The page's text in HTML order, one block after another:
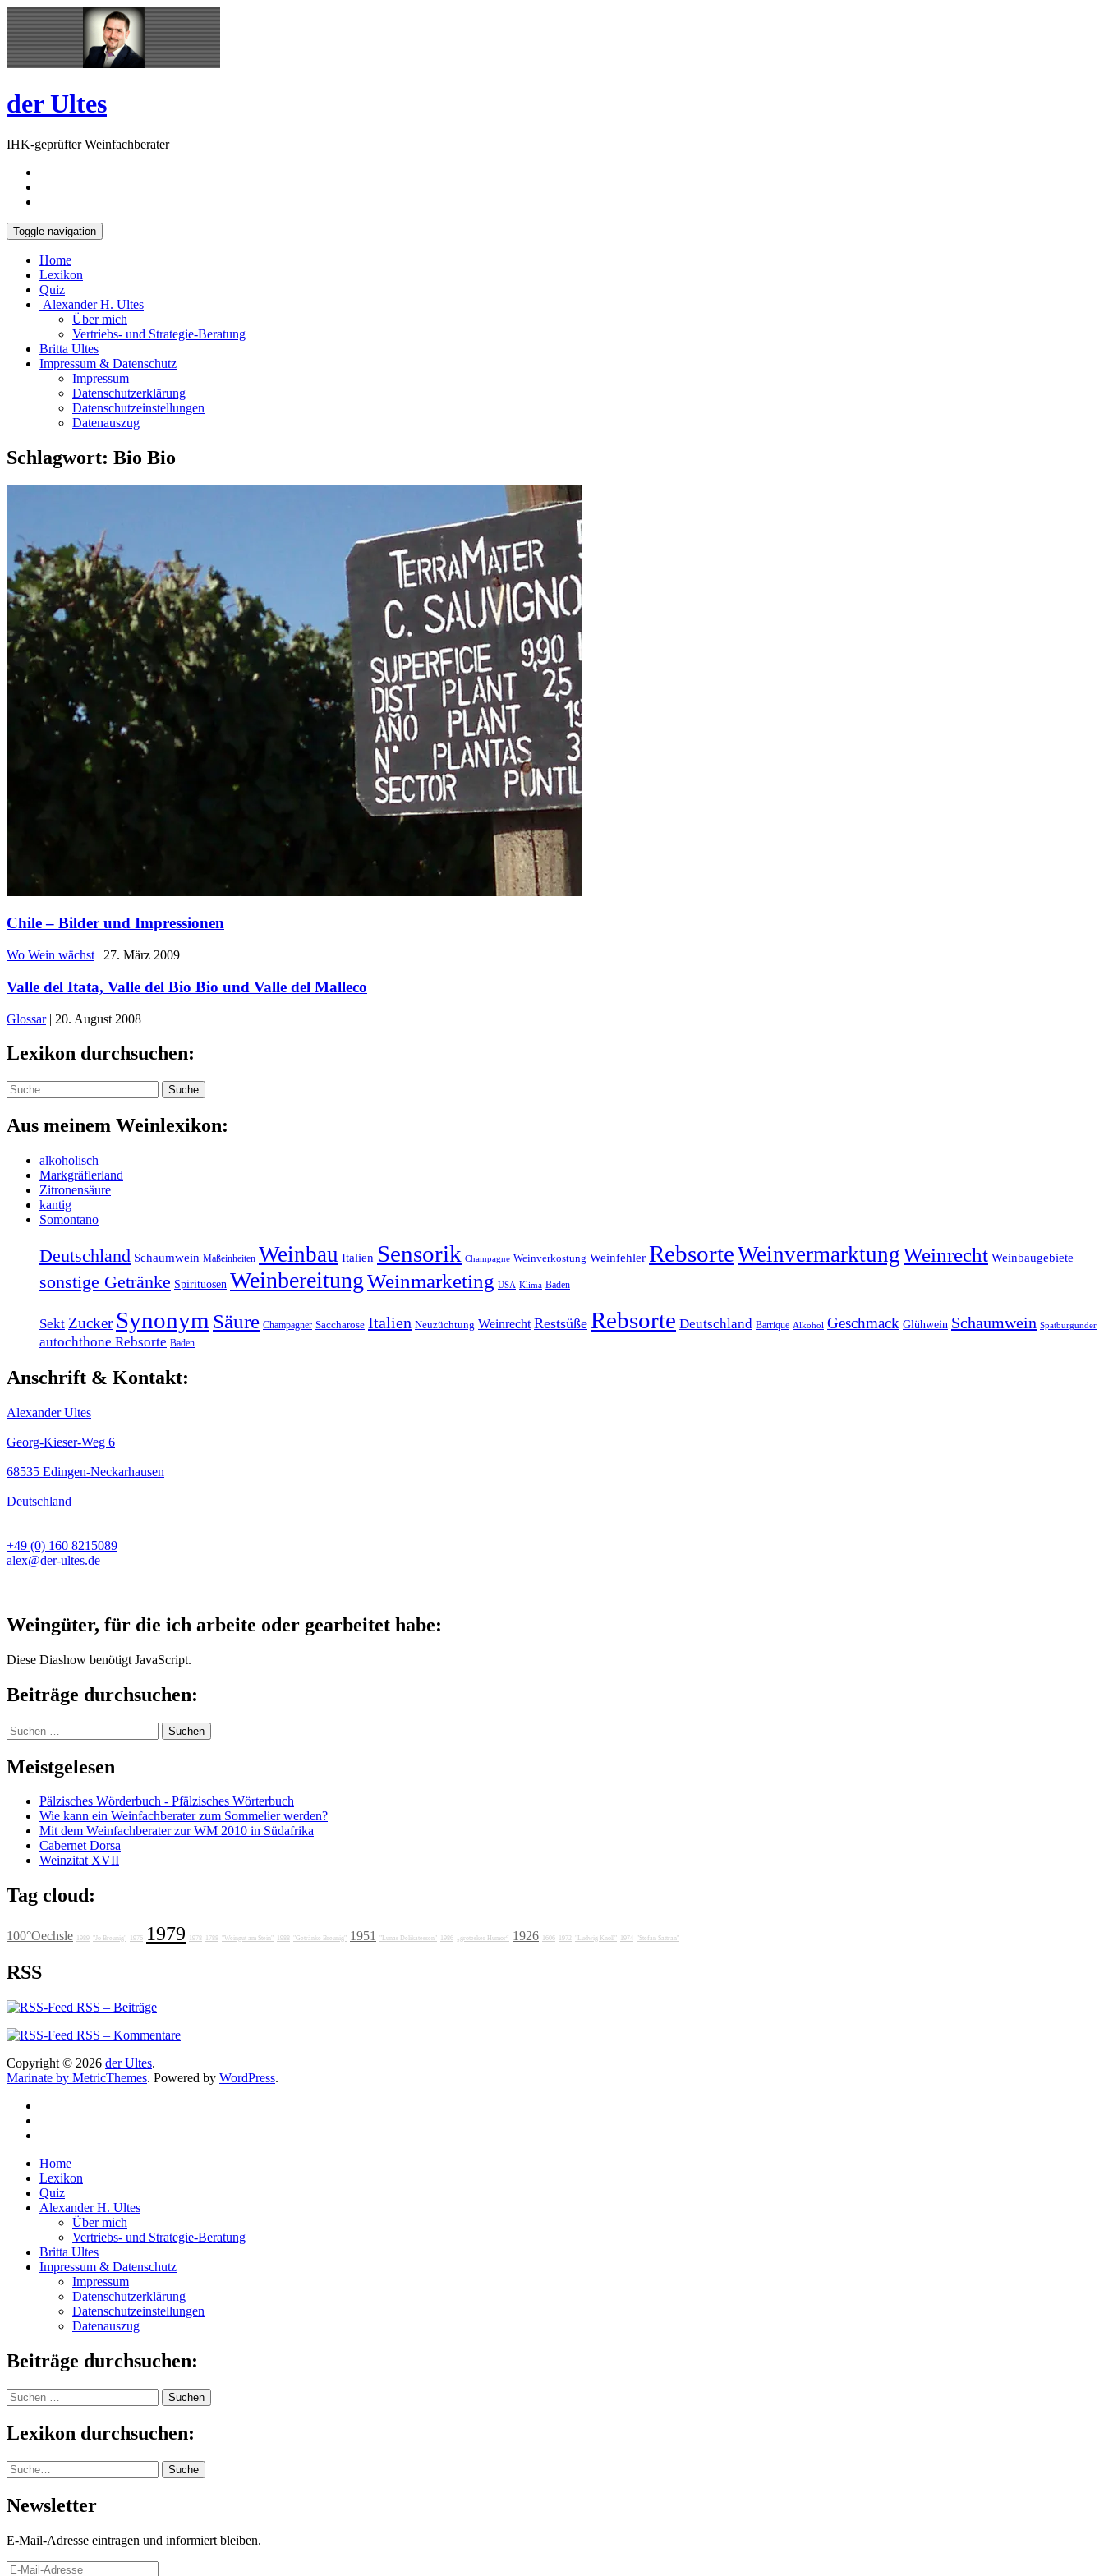
Skip
to
content
Open
Sidebar
der Ultes
IHK-geprüfter Weinfachberater
Toggle navigation
Home
Lexikon
Quiz
Alexander H. Ultes
Über mich
Vertriebs- und Strategie-Beratung
Britta Ultes
Impressum & Datenschutz
Impressum
Datenschutzerklärung
Datenschutzeinstellungen
Datenauszug
Schlagwort: Bio Bio
Chile – Bilder und Impressionen
Wo Wein wächst | 27. März 2009
Valle del Itata, Valle del Bio Bio und Valle del Malleco
Glossar | 20. August 2008
Lexikon durchsuchen:
Suche Suche
Aus meinem Weinlexikon:
alkoholisch
Markgräflerland
Zitronensäure
kantig
Somontano
Deutschland Schaumwein Maßeinheiten Weinbau Italien Sensorik Champagne Weinverkostung Weinfehler RebsorteWeinvermarktungWeinrecht Weinbaugebiete
sonstige Getränke Spirituosen WeinbereitungWeinmarketing USA Klima Baden
Sekt Zucker Synonym Säure Champagner Saccharose Italien Neuzüchtung Weinrecht Restsüße Rebsorte Deutschland Barrique Alkohol Geschmack Glühwein Schaumwein Spätburgunder
autochthone Rebsorte Baden
Anschrift & Kontakt:
Alexander Ultes
Georg-Kieser-Weg 6
68535 Edingen-Neckarhausen
Deutschland
+49 (0) 160 8215089
alex@der-ultes.de
Weingüter, für die ich arbeite oder gearbeitet habe:
Diese Diashow benötigt JavaScript.
Beiträge durchsuchen:
Suchen
nach:
Meistgelesen
Pälzisches Wörderbuch - Pfälzisches Wörterbuch
Wie kann ein Weinfachberater zum Sommelier werden?
Mit dem Weinfachberater zur WM 2010 in Südafrika
Cabernet Dorsa
Weinzitat XVII
Tag cloud:
100°Oechsle 1989 "Jo Breunig" 1976 1979 1978 1788 "Weingut am Stein" 1988 "Getränke Breunig" 1951 "Lunas Delikatessen" 1986 „grotesker Humor“ 1926 1606 1972 "Ludwig Knoll" 1974 "Stefan Sattran"
RSS
RSS – Beiträge
RSS – Kommentare
Copyright © 2026 der Ultes.
Marinate by MetricThemes. Powered by WordPress.
Home
Lexikon
Quiz
Alexander H. Ultes
Über mich
Vertriebs- und Strategie-Beratung
Britta Ultes
Impressum & Datenschutz
Impressum
Datenschutzerklärung
Datenschutzeinstellungen
Datenauszug
Beiträge durchsuchen:
Suchen
nach:
Lexikon durchsuchen:
Suche Suche
Newsletter
E-Mail-Adresse eintragen und informiert bleiben.
E-